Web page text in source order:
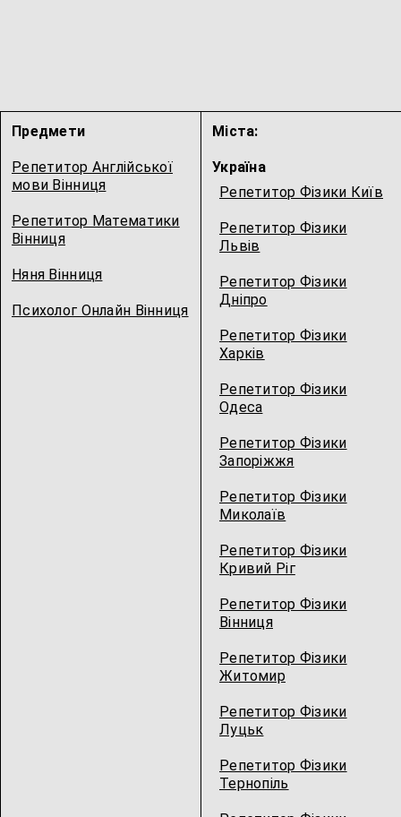
Предмети
Репетитор Англійської
мови Вінниця
Репетитор Математики
Вінниця
Няня Вінниця
Психолог Онлайн Вінниця
Міста:
Україна
Репетитор Фізики Київ
Репетитор Фізики
Львів
Репетитор Фізики
Дніпро
Репетитор Фізики
Харків
Репетитор Фізики
Одеса
Репетитор Фізики
Запоріжжя
Репетитор Фізики
Миколаїв
Репетитор Фізики
Кривий Ріг
Репетитор Фізики
Вінниця
Репетитор Фізики
Житомир
Репетитор Фізики
Луцьк
Репетитор Фізики
Тернопіль